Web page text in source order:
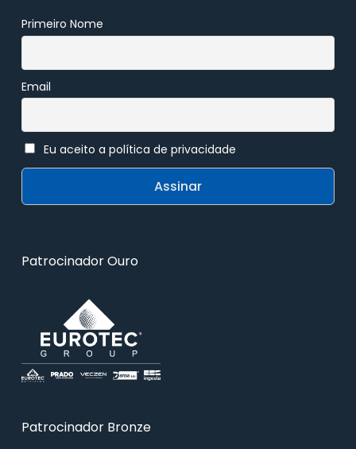
Primeiro Nome
Email
Eu aceito a política de privacidade
Patrocinador Ouro
Patrocinador Bronze